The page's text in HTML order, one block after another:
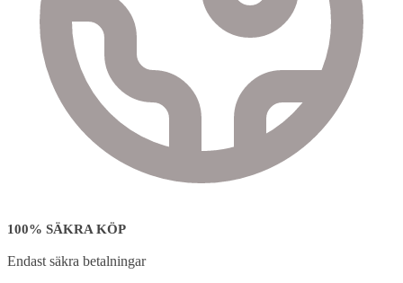
100% SÄKRA KÖP
Endast säkra betalningar